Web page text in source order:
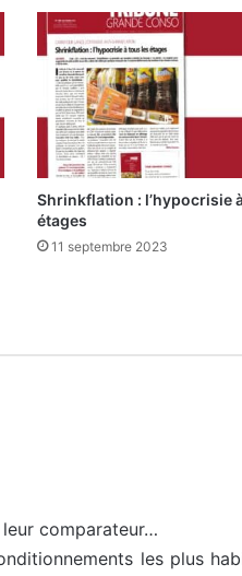
Shrinkflation : l’hypocrisie
étages
11 septembre 2023
leur comparateur…
les plus